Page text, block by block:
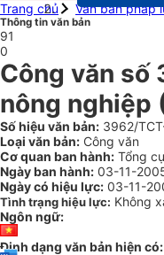
Trang chủ
Văn bản pháp
Thông tin văn bản
91
0
Công văn số
nông nghiệp
Số hiệu văn bản: 3962/
Loại văn bản: Công văn
Cơ quan ban hành: Tổng
Ngày ban hành: 03-11-
Ngày có hiệu lực: 03-11-
Tình trạng hiệu lực: Không
Ngôn ngữ:
Định dạng văn bản hiện có: